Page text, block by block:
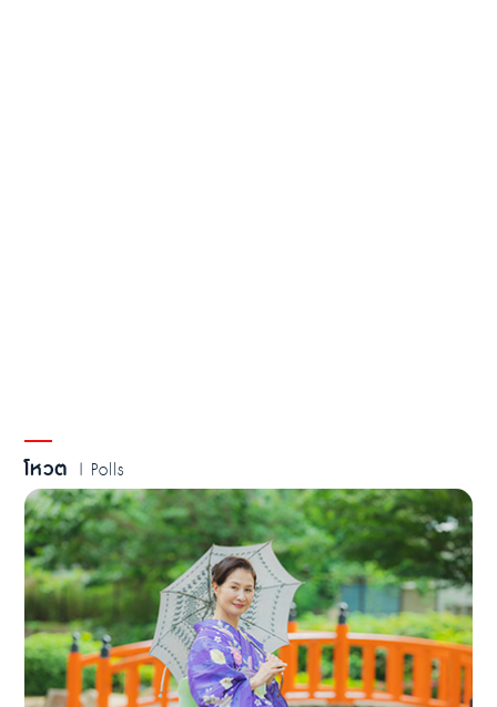
โหวต | Polls